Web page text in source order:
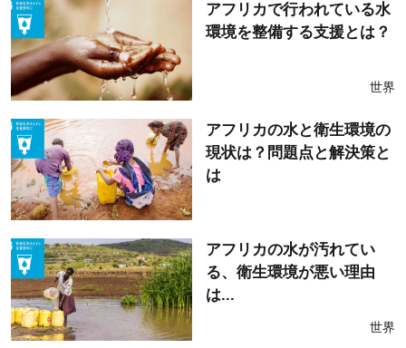
アフリカで行われている水
環境を整備する支援とは？
世界
アフリカの水と衛生環境の
現状は？問題点と解決策と
は
アフリカの水が汚れてい
る、衛生環境が悪い理由
は...
世界